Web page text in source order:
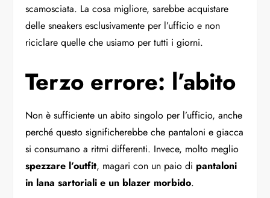
scamosciata. La cosa migliore, sarebbe acquistare
delle sneakers esclusivamente per l’ufficio e non
riciclare quelle che usiamo per tutti i giorni.
Terzo errore: l’abito
Non è sufficiente un abito singolo per l’ufficio, anche
perché questo significherebbe che pantaloni e giacca
si consumano a ritmi differenti. Invece, molto meglio
spezzare l’outfit, magari con un paio di pantaloni
in lana sartoriali e un blazer morbido.